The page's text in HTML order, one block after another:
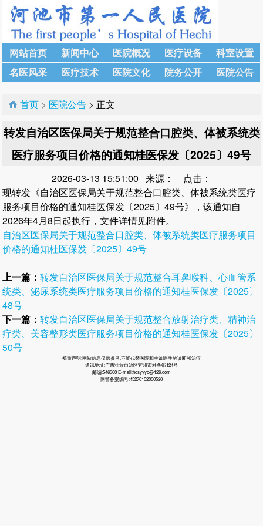
网站首页 新闻中心 医院概况 医疗设备
科室设置
名医风采
医疗技术 医院文化 院务公开 医院公告
首页 > 医院公告 > 正文
转发自治区医保局关于规范整合口腔类、体被系统类
医疗服务项目价格的通知桂医保发〔2025〕49号
2026-03-13 15:51:00 来源： 点击：
现转发《自治区医保局关于规范整合口腔类、体被系统类医疗
服务项目价格的通知桂医保发〔2025〕49号》，该通知自
2026年4月8日起执行，文件详情见附件。
自治区医保局关于规范整合口腔类、体被系统类医疗服务项目
价格的通知桂医保发〔2025〕49号
上一篇：转发自治区医保局关于规范整合耳鼻喉科、心血管系
统类、泌尿系统类医疗服务项目价格的通知桂医保发〔2025〕
48号
下一篇：转发自治区医保局关于规范整合放射治疗类、精神治
疗类、美容整形类医疗服务项目价格的通知桂医保发〔2025〕
50号
郑重声明:网站信息仅供参考,不能代替医院和主诊医生的诊断和治疗
通讯地址:广西壮族自治区宜州市桂鱼街124号
邮编:546300 E-mail:hcsyyyb@126.com
网警备案编号:45270102000520